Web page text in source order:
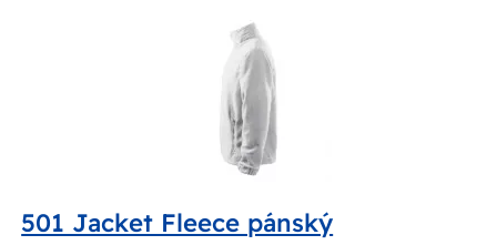
501 Jacket Fleece pánský